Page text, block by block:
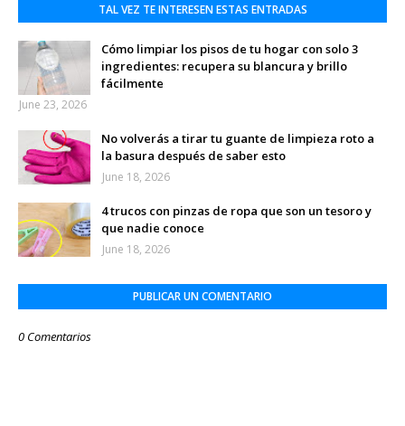
TAL VEZ TE INTERESEN ESTAS ENTRADAS
Cómo limpiar los pisos de tu hogar con solo 3
ingredientes: recupera su blancura y brillo
fácilmente
June 23, 2026
No volverás a tirar tu guante de limpieza roto a
la basura después de saber esto
June 18, 2026
4 trucos con pinzas de ropa que son un tesoro y
que nadie conoce
June 18, 2026
PUBLICAR UN COMENTARIO
0 Comentarios